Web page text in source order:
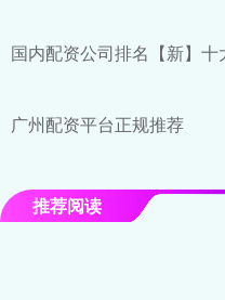
国内配资公司排名【新】十
广州配资平台正规推荐
推荐阅读